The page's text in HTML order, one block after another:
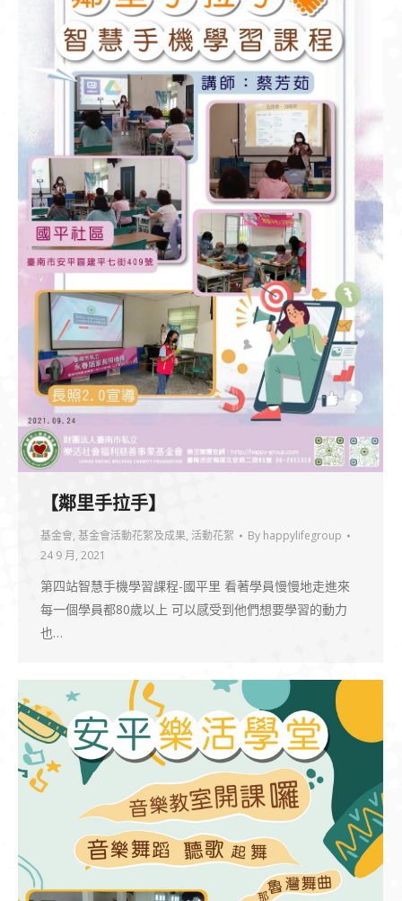
【鄰里手拉手】
基金會, 基金會活動花絮及成果, 活動花絮 By happylifegroup
24 9 月, 2021
第四站智慧手機學習課程-國平里 看著學員慢慢地走進來
每一個學員都80歲以上 可以感受到他們想要學習的動力
也…